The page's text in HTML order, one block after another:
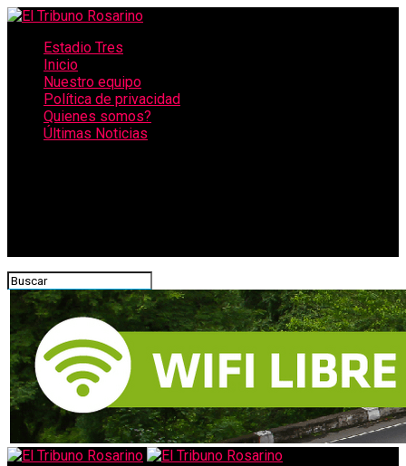
Estadio Tres
Inicio
Nuestro equipo
Política de privacidad
Quienes somos?
Últimas Noticias